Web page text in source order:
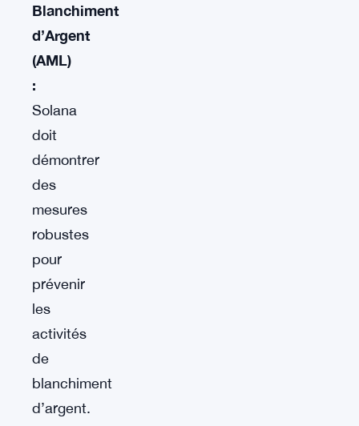
Blanchiment
d’Argent
(AML)
:
Solana
doit
démontrer
des
mesures
robustes
pour
prévenir
les
activités
de
blanchiment
d’argent.